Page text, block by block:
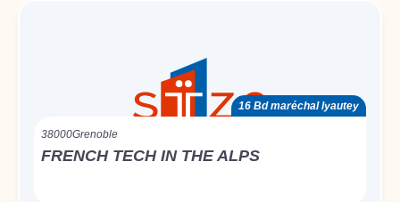
16 Bd maréchal lyautey
38000Grenoble
FRENCH TECH IN THE ALPS